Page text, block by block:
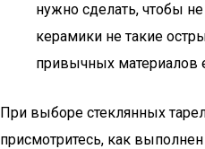
нужно сделать, чтобы
керамики не такие
привычных материалов
При выборе стеклянных
присмотритесь, как